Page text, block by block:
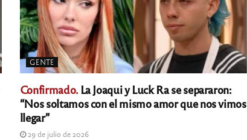
GENTE
Confirmado.La Joaqui y Luck Ra se separaron:
“Nos soltamos con el mismo amor que nos vimos
llegar”
29 de julio de 2026